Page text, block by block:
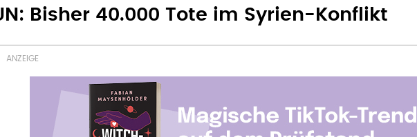
Bisher 40.000 Tote im Syrien-Konflikt